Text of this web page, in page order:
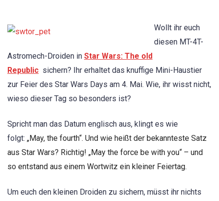
Wollt ihr euch
diesen MT-4T-
Astromech-Droiden in Star Wars: The old
Republic sichern? Ihr erhaltet das knuffige Mini-Haustier
zur Feier des Star Wars Days am 4. Mai. Wie, ihr wisst nicht,
wieso dieser Tag so besonders ist?
Spricht man das Datum englisch aus, klingt es wie
folgt: „May, the fourth“. Und wie heißt der bekannteste Satz
aus Star Wars? Richtig! „May the force be with you“ – und
so entstand aus einem Wortwitz ein kleiner Feiertag.
Um euch den kleinen Droiden zu sichern, müsst ihr nichts